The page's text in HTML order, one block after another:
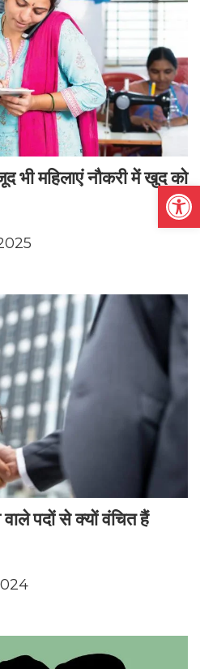
भी महिलाएं नौकरी में खुद को
पदों से क्यों वंचित हैं